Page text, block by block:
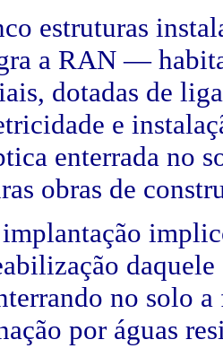
estruturas
a RAN —
dotadas de
e
enterrada no
obras de
implantação
no solo
por águas